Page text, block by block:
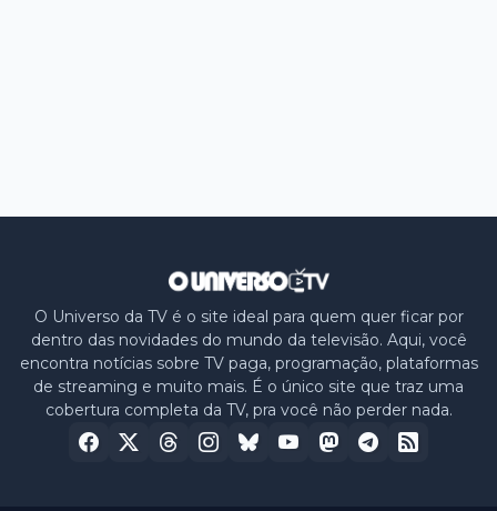
O Universo da TV é o site ideal para quem quer ficar por
dentro das novidades do mundo da televisão. Aqui, você
encontra notícias sobre TV paga, programação, plataformas
de streaming e muito mais. É o único site que traz uma
cobertura completa da TV, pra você não perder nada.